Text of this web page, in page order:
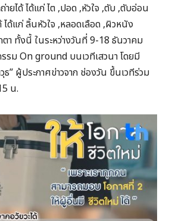
ายได้ ได้แก่ ไต ,ปอด ,หัวใจ ,ตับ ,ตับอ่อน
ได้แก่ ลิ้นหัวใจ ,หลอดเลือด ,ผิวหนัง
ตา ทั้งนี้ ในระหว่างวันที่ 9-18 ธันวาคม
รม On ground บนเวทีเสวนา โดยมี
” ผู้ประกาศข่าวจาก ช่องวัน ขึ้นเวทีร่วม
น.